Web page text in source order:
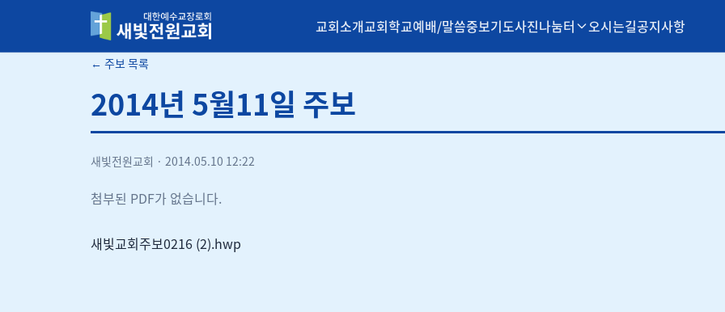
새빛전원교회 교회소개교회학교예배/말씀중보기도사진나눔터 오시는길공지사항
← 주보 목록
2014년 5월11일 주보
새빛전원교회 · 2014.05.10 12:22
첨부된 PDF가 없습니다.
새빛교회주보0216 (2).hwp